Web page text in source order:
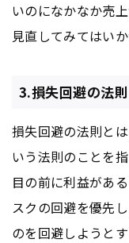
いのになかなか売
見直してみてはい
3.損失回避の法則
損失回避の法則と
いう法則のことを指
目の前に利益があ
スクの回避を優先
のを回避しようと